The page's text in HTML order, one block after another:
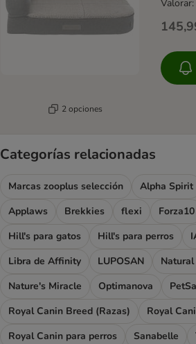
2 opciones
Categorías relacionadas
Marcas zooplus selección Alpha Spirit
Applaws
Brekkies flexi Forza10
Hill's para gatos
Hill's para perros
Libra de Affinity
LUPOSAN
Nature's Miracle
Optimanova
Royal Canin Breed (Razas)
Royal
Royal Canin para perros
Sanabelle